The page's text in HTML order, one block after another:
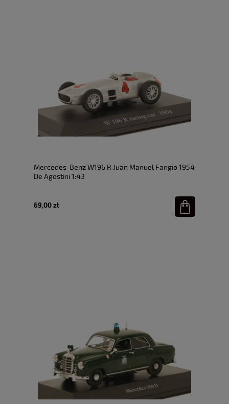
Mercedes-Benz W196 R Juan Manuel Fangio 1954
De Agostini 1:43
69,00 zł